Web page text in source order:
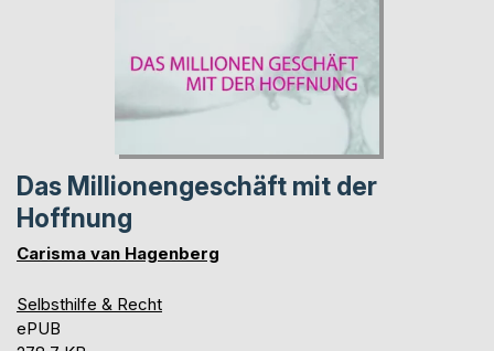
Das Millionengeschäft mit der
Hoffnung
Carisma van Hagenberg
Selbsthilfe & Recht
ePUB